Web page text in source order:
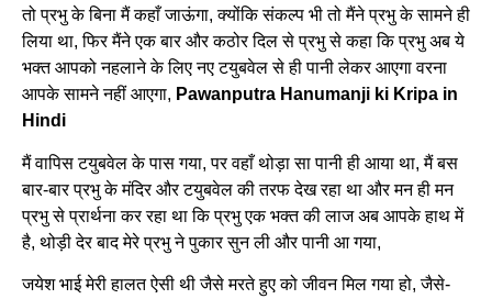
तो प्रभु के बिना मैं कहाँ जाऊंगा, क्योंकि संकल्प भी तो मैंने प्रभु के सामने ही
लिया था, फिर मैंने एक बार और कठोर दिल से प्रभु से कहा कि प्रभु अब ये
भक्त आपको नहलाने के लिए नए टयुबवेल से ही पानी लेकर आएगा वरना
आपके सामने नहीं आएगा, Pawanputra Hanumanji ki Kripa in
Hindi
मैं वापिस टयुबवेल के पास गया, पर वहाँ थोड़ा सा पानी ही आया था, मैं बस
बार-बार प्रभु के मंदिर और टयुबवेल की तरफ देख रहा था और मन ही मन
प्रभु से प्रार्थना कर रहा था कि प्रभु एक भक्त की लाज अब आपके हाथ में
है, थोड़ी देर बाद मेरे प्रभु ने पुकार सुन ली और पानी आ गया,
जयेश भाई मेरी हालत ऐसी थी जैसे मरते हुए को जीवन मिल गया हो, जैसे-